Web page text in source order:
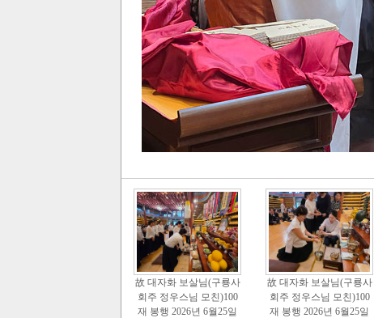
故 대자화 보살님(구룡사
회주 정우스님 모친)100
재 봉행 2026년 6월25일
故 대자화 보살님(구룡사
회주 정우스님 모친)100
재 봉행 2026년 6월25일